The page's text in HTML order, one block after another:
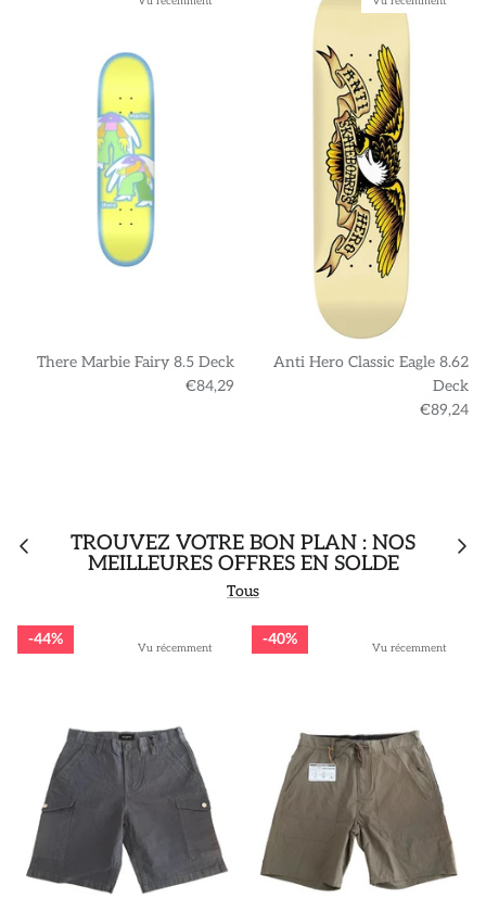
There Marbie Fairy 8.5 Deck
€84,29
Anti Hero Classic Eagle 8.62
Deck
€89,24
TROUVEZ VOTRE BON PLAN : NOS
MEILLEURES OFFRES EN SOLDE
Tous
Vu récemment
44% Vu récemment
40%